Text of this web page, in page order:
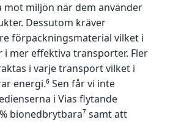
mot miljön när dem använder
Dessutom kräver
förpackningsmaterial vilket i
mer effektiva transporter. Fler
i varje transport vilket i
energi.⁶ Sen får vi inte
i Vias flytande
bionedbrytbara⁷ samt att